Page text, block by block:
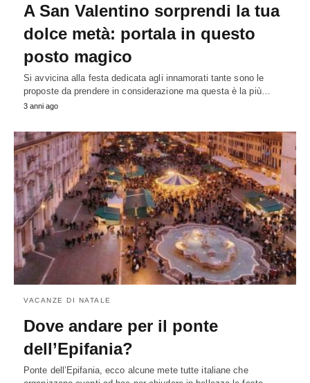
A San Valentino sorprendi la tua
dolce metà: portala in questo
posto magico
Si avvicina alla festa dedicata agli innamorati tante sono le
proposte da prendere in considerazione ma questa è la più…
3 anni ago
VACANZE DI NATALE
Dove andare per il ponte
dell’Epifania?
Ponte dell’Epifania, ecco alcune mete tutte italiane che